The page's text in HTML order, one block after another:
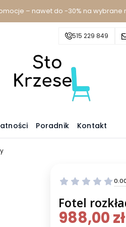
– nawet do -30% na wybrane
515 229 849
Poradnik Kontakt
Fotel
988,00 zł